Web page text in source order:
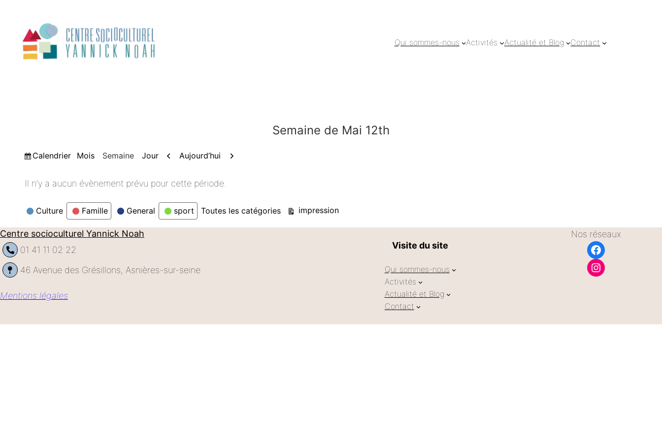
contenu
Qui sommes-nous Activités Actualité et Blog Contact
Semaine de Mai 12th
Vue
Calendrier Mois Semaine Jour Précédent
Aujourd’hui Suivant
Il n’y a aucun évènement prévu pour cette période.
Catégories
Culture Famille General sport Toutes les catégories Vue
impression
Centre socioculturel Yannick Noah
01 41 11 02 22
46 Avenue des Grésillons, Asnières-sur-seine
Mentions légales
Visite du site
Qui sommes-nous
Activités
Actualité et Blog
Contact
Nos réseaux
Facebook
Instagram